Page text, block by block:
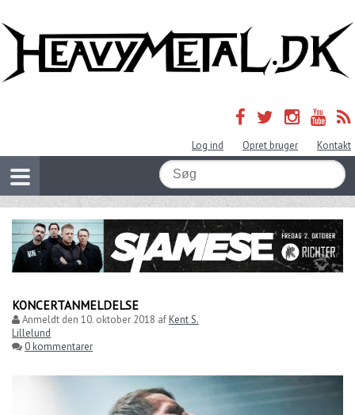
Log ind Opret bruger Kontakt
KONCERTANMELDELSE
Anmeldt den 10. oktober 2018 afKent S.
Lillelund
0 kommentarer